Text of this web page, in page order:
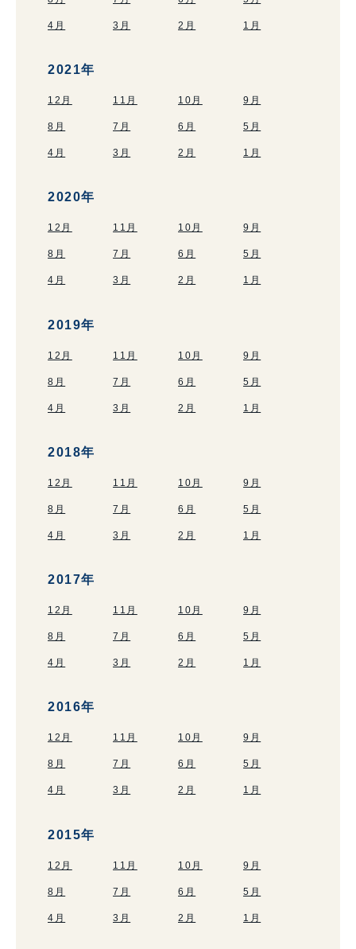
4月 3月 2月 1月
2021年
12月 11月 10月 9月
8月 7月 6月 5月
4月 3月 2月 1月
2020年
12月 11月 10月 9月
8月 7月 6月 5月
4月 3月 2月 1月
2019年
12月 11月 10月 9月
8月 7月 6月 5月
4月 3月 2月 1月
2018年
12月 11月 10月 9月
8月 7月 6月 5月
4月 3月 2月 1月
2017年
12月 11月 10月 9月
8月 7月 6月 5月
4月 3月 2月 1月
2016年
12月 11月 10月 9月
8月 7月 6月 5月
4月 3月 2月 1月
2015年
12月 11月 10月 9月
8月 7月 6月 5月
4月 3月 2月 1月